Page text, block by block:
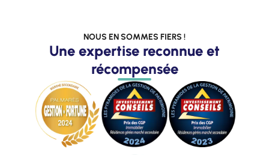
NOUS EN SOMMES FIERS !
Une expertise reconnue et
récompensée